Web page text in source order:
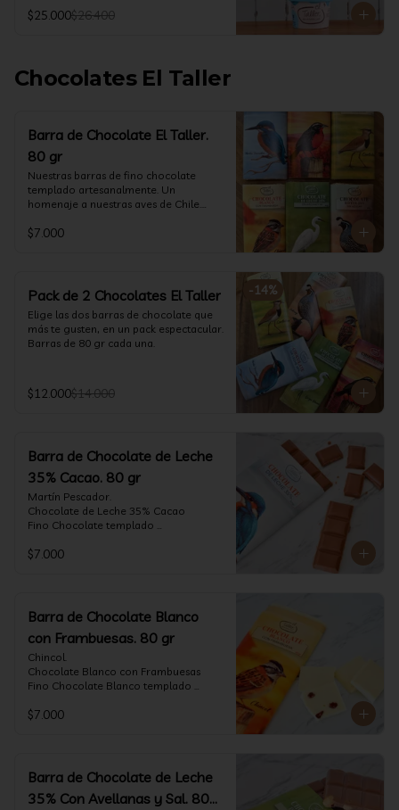
Info Nutricional
$25.000$26.400
Chocolates El Taller
Barra de Chocolate El Taller.
80 gr
Nuestras barras de fino chocolate
templado artesanalmente. Un
homenaje a nuestras aves de Chile.
$7.000
-14%
Pack de 2 Chocolates El Taller
Elige las dos barras de chocolate que
más te gusten, en un pack espectacular.
Barras de 80 gr cada una.
$12.000$14.000
Barra de Chocolate de Leche
35% Cacao. 80 gr
Martín Pescador.
Chocolate de Leche 35% Cacao
Fino Chocolate templado
leche, notas de caramelo, especias y
$7.000
Barra de Chocolate Blanco
con Frambuesas. 80 gr
Chincol.
Chocolate Blanco con Frambuesas
Fino Chocolate Blanco templado
frambuesas deshidratadas, con un perfil
Formato: tableta 80 gramos.
$7.000
Barra de Chocolate de Leche
35% Con Avellanas y Sal. 80